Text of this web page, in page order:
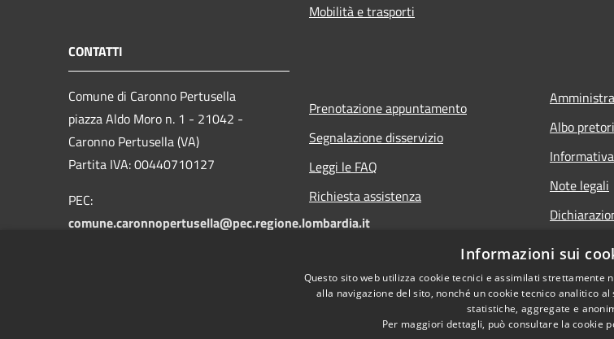
Mobilità e trasporti
CONTATTI
Comune di Caronno Pertusella
piazza Aldo Moro n. 1 - 21042 -
Caronno Pertusella (VA)
Partita IVA: 00440710127
PEC:
comune.caronnopertusella@pec.regione.lombardia.it
Prenotazione appuntamento
Segnalazione disservizio
Leggi le FAQ
Richiesta assistenza
Albo
Note legali
Informazioni sui
Questo sito web utilizza cookie tecnici e assimilati strettamente
alla navigazione del sito, nonché un cookie tecnico analitico
statistiche, aggregate e
Per maggiori dettagli, può consultare la cookie